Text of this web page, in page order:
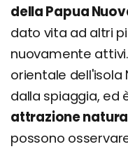
della Papua
dato vita ad altri
nuovamente
orientale dell'isola
dalla spiaggia, ed
attrazione
possono